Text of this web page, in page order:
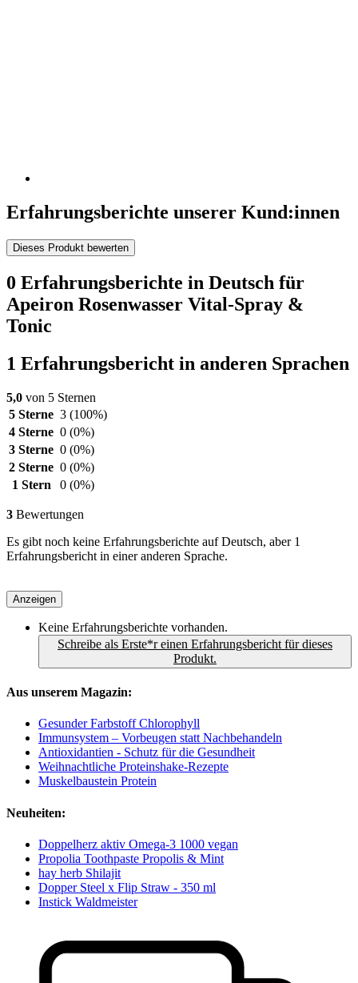
Erfahrungsberichte unserer Kund:innen
Dieses Produkt bewerten
0 Erfahrungsberichte in Deutsch für
Apeiron Rosenwasser Vital-Spray &
Tonic
1 Erfahrungsbericht in anderen Sprachen
5,0 von 5 Sternen
5 Sterne 3 (100%)
4 Sterne 0 (0%)
3 Sterne 0 (0%)
2 Sterne 0 (0%)
1 Stern
0 (0%)
3 Bewertungen
Es gibt noch keine Erfahrungsberichte auf Deutsch, aber 1
Erfahrungsbericht in einer anderen Sprache.
Anzeigen
Keine Erfahrungsberichte vorhanden.
Schreibe als Erste*r einen Erfahrungsbericht für dieses
Produkt.
Aus unserem Magazin:
Gesunder Farbstoff Chlorophyll
Immunsystem – Vorbeugen statt Nachbehandeln
Antioxidantien - Schutz für die Gesundheit
Weihnachtliche Proteinshake-Rezepte
Muskelbaustein Protein
Neuheiten:
Doppelherz aktiv Omega-3 1000 vegan
Propolia Toothpaste Propolis & Mint
hay herb Shilajit
Dopper Steel x Flip Straw - 350 ml
Instick Waldmeister